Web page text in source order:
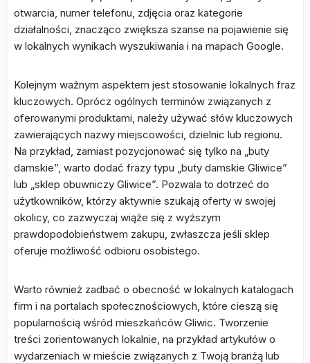
otwarcia, numer telefonu, zdjęcia oraz kategorie
działalności, znacząco zwiększa szanse na pojawienie się
w lokalnych wynikach wyszukiwania i na mapach Google.
Kolejnym ważnym aspektem jest stosowanie lokalnych fraz
kluczowych. Oprócz ogólnych terminów związanych z
oferowanymi produktami, należy używać słów kluczowych
zawierających nazwy miejscowości, dzielnic lub regionu.
Na przykład, zamiast pozycjonować się tylko na „buty
damskie”, warto dodać frazy typu „buty damskie Gliwice”
lub „sklep obuwniczy Gliwice”. Pozwala to dotrzeć do
użytkowników, którzy aktywnie szukają oferty w swojej
okolicy, co zazwyczaj wiąże się z wyższym
prawdopodobieństwem zakupu, zwłaszcza jeśli sklep
oferuje możliwość odbioru osobistego.
Warto również zadbać o obecność w lokalnych katalogach
firm i na portalach społecznościowych, które cieszą się
popularnością wśród mieszkańców Gliwic. Tworzenie
treści zorientowanych lokalnie, na przykład artykułów o
wydarzeniach w mieście związanych z Twoją branżą lub